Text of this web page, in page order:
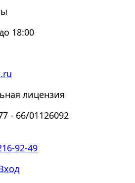
18:00
лицензия
- 66/01126092
92-49